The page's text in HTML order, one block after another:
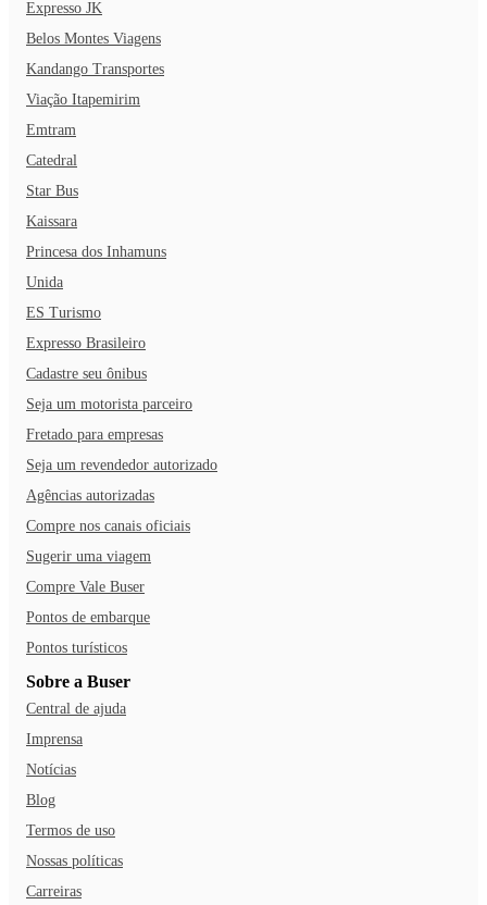
Expresso JK
Belos Montes Viagens
Kandango Transportes
Viação Itapemirim
Emtram
Catedral
Star Bus
Kaissara
Princesa dos Inhamuns
Unida
ES Turismo
Expresso Brasileiro
Cadastre seu ônibus
Seja um motorista parceiro
Fretado para empresas
Seja um revendedor autorizado
Agências autorizadas
Compre nos canais oficiais
Sugerir uma viagem
Compre Vale Buser
Pontos de embarque
Pontos turísticos
Sobre a Buser
Central de ajuda
Imprensa
Notícias
Blog
Termos de uso
Nossas políticas
Carreiras